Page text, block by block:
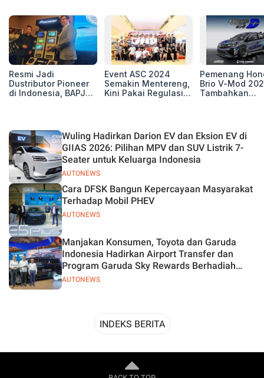
Resmi Jadi
Dustributor Pioneer
di Indonesia, BAPJ
Event ASC 2024
Semakin Mentereng,
Kini Pakai Regulasi
Pemenang
Brio V-Mod
Tambahkan
AUTONEWS
Wuling Hadirkan Darion EV dan Eksion EV di
GIIAS 2026: Pilihan MPV dan SUV Listrik 7-
Seater untuk Keluarga Indonesia
AUTONEWS
Cara DFSK Bangun Kepercayaan Masyarakat
Terhadap Mobil PHEV
AUTONEWS
Manjakan Konsumen, Toyota dan Garuda
Indonesia Hadirkan Airport Transfer dan
Program Garuda Sky Rewards Berhadiah
Hybrid EV
INDEKS BERITA